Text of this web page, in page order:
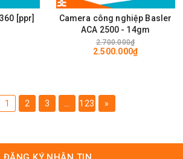
[ppr]
Camera công nghiệp Basler
ACA 2500 - 14gm
2.700.000₫
2.500.000₫
1 2 3 123 »